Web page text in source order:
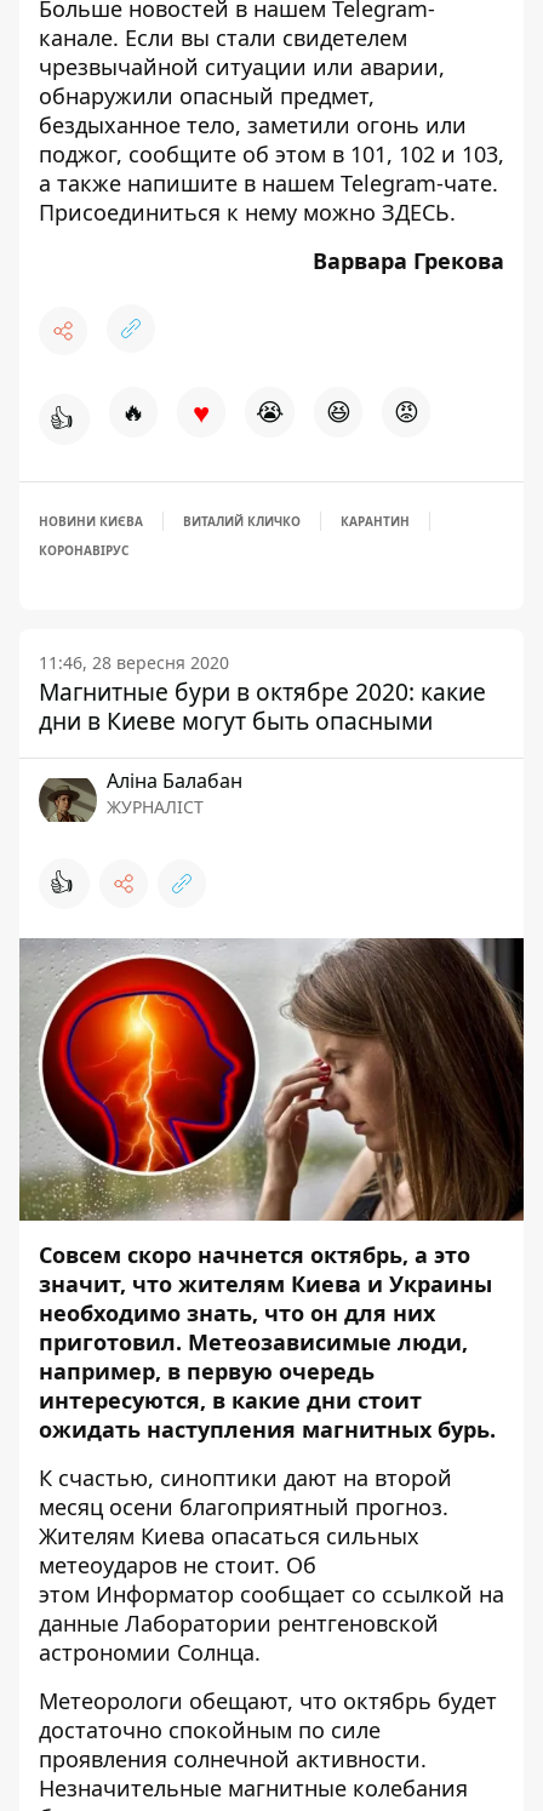
Больше новостей в нашем Telegram-
канале. Если вы стали свидетелем
чрезвычайной ситуации или аварии,
обнаружили опасный предмет,
бездыханное тело, заметили огонь или
поджог, сообщите об этом в 101, 102 и 103,
а также напишите в нашем Telegram-чате.
Присоединиться к нему можно ЗДЕСЬ.
Варвара Грекова
👍 🔥 ♥ 😭 😆 😡
НОВИНИ КИЄВА ВИТАЛИЙ КЛИЧКО
КАРАНТИН
КОРОНАВІРУС
11:46, 28 вересня 2020
Магнитные бури в октябре 2020: какие
дни в Киеве могут быть опасными
Аліна Балабан
ЖУРНАЛІСТ
👍
Совсем скоро начнется октябрь, а это
значит, что жителям Киева и Украины
необходимо знать, что он для них
приготовил. Метеозависимые люди,
например, в первую очередь
интересуются, в какие дни стоит
ожидать наступления магнитных бурь.
К счастью, синоптики дают на второй
месяц осени благоприятный прогноз.
Жителям Киева опасаться сильных
метеоударов не стоит. Об
этом Информатор сообщает со ссылкой на
данные Лаборатории рентгеновской
астрономии Солнца.
Метеорологи обещают, что октябрь будет
достаточно спокойным по силе
проявления солнечной активности.
Незначительные магнитные колебания